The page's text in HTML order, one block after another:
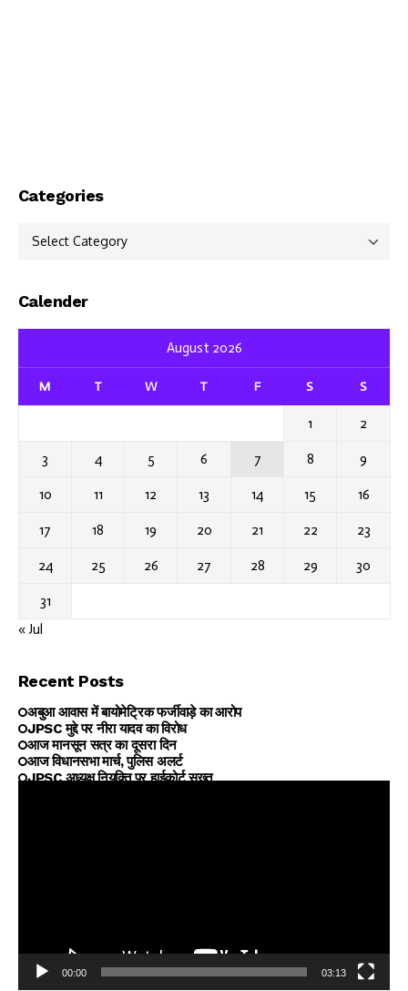
Categories
Calender
August 2026
M T W T F S S
1 2
3 4 5 6 7 8 9
10 11 12 13 14 15 16
17 18 19 20 21 22 23
24 25 26 27 28 29 30
31
« Jul
Recent Posts
अबुआ आवास में बायोमेट्रिक फर्जीवाड़े का आरोप
JPSC मुद्दे पर नीरा यादव का विरोध
आज मानसून सत्र का दूसरा दिन
आज विधानसभा मार्च, पुलिस अलर्ट
JPSC अध्यक्ष नियुक्ति पर हाईकोर्ट सख्त
00:00 03:13